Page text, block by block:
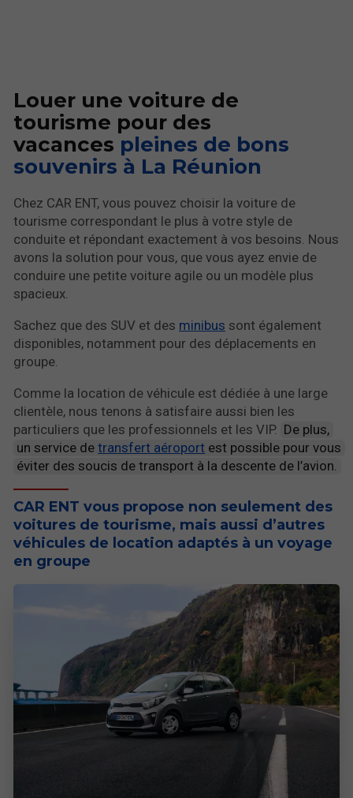
Louer une voiture de
tourisme pour des
vacances pleines de bons
souvenirs à La Réunion
Chez CAR ENT, vous pouvez choisir la voiture de
tourisme correspondant le plus à votre style de
conduite et répondant exactement à vos besoins. Nous
avons la solution pour vous, que vous ayez envie de
conduire une petite voiture agile ou un modèle plus
spacieux.
Sachez que des SUV et des minibus sont également
disponibles, notamment pour des déplacements en
groupe.
Comme la location de véhicule est dédiée à une large
clientèle, nous tenons à satisfaire aussi bien les
particuliers que les professionnels et les VIP. De plus,
un service detransfert aéroport est possible pour vous
éviter des soucis de transport à la descente de l’avion.
CAR ENT vous propose non seulement des
voitures de tourisme, mais aussi d’autres
véhicules de location adaptés à un voyage
en groupe